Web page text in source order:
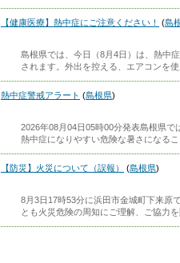
【健康医療】熱中症にご注意ください！ (島
島根県では、今日（8月4日）は、熱中
されます。外出を控える、エアコンを
熱中症警戒アラート (島根県)
2026年08月04日05時00分発表島根県で
熱中症になりやすい危険な暑さになる
【防災】火災について（誤報） (島根県)
8月3日17時53分に浜田市金城町下来原
とも火災危険の周知にご理解、ご協力